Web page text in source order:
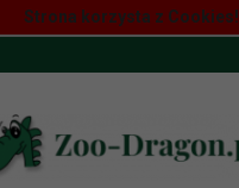
Strona korzysta z Cookies!